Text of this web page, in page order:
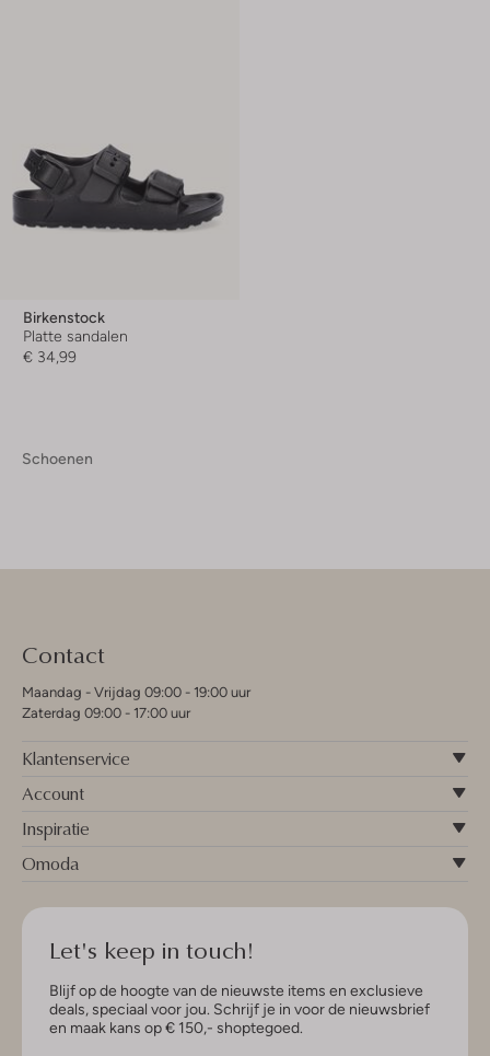
Birkenstock
Platte sandalen
€ 34,99
Schoenen
Contact
Maandag - Vrijdag 09:00 - 19:00 uur
Zaterdag 09:00 - 17:00 uur
Klantenservice
Account
Inspiratie
Omoda
Let's keep in touch!
Blijf op de hoogte van de nieuwste items en exclusieve
deals, speciaal voor jou. Schrijf je in voor de nieuwsbrief
en maak kans op € 150,- shoptegoed.